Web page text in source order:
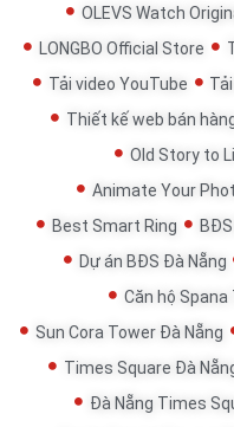
OLEVS Watch
LONGBO Official Store
Tải video YouTube
Thiết kế web bán
Old Story to
Animate Your
Best Smart Ring
Dự án BĐS Đà Nẵng
Căn hộ Spana
Sun Cora Tower Đà Nẵng
Times Square Đà
Đà Nẵng Times